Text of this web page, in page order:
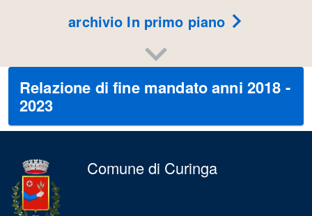
archivio In primo piano
Relazione di fine mandato anni 2018 -
2023
Comune di Curinga